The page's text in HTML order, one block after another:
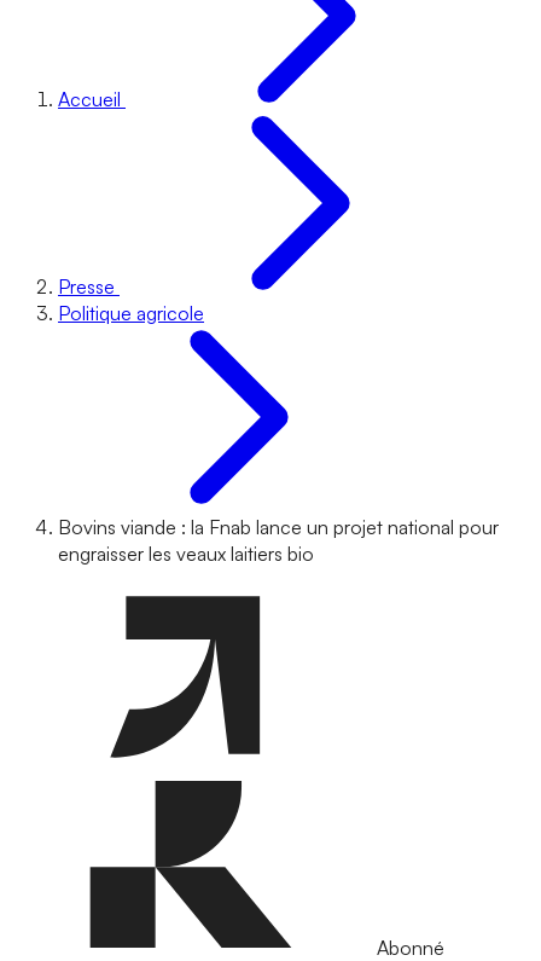
Accueil
Presse
Politique agricole
Bovins viande : la Fnab lance un projet national pour
engraisser les veaux laitiers bio
Abonné